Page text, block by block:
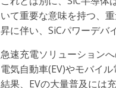
いて重要な意味を持つ、
昇に伴い、SiCパワーデバ
急速充電ソリューション
電気自動車(EV)やモバイ
結果、EVの大量普及には